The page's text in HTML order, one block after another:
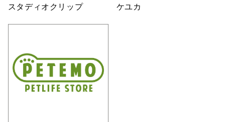
スタディオクリップ ケユカ